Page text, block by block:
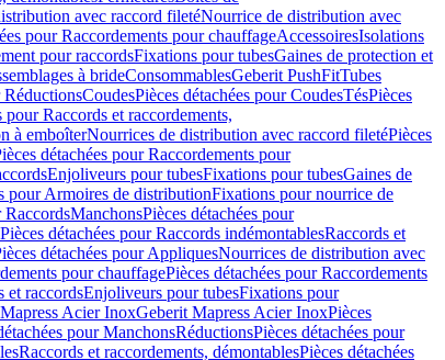
avec raccord filetéNourrice de distribution avec
pour Raccordements pour chauffageAccessoiresIsolations
pour raccordsFixations pour tubesGaines de protection et
à brideConsommablesGeberit PushFitTubes
RéductionsCoudesPièces détachées pour CoudesTésPièces
pour Raccords et raccordements,
à emboîterNourrices de distribution avec raccord filetéPièces
détachées pour Raccordements pour
Enjoliveurs pour tubesFixations pour tubesGaines de
pour Armoires de distributionFixations pour nourrice de
RaccordsManchonsPièces détachées pour
Pièces détachées pour Raccords indémontablesRaccords et
détachées pour AppliquesNourrices de distribution avec
pour chauffagePièces détachées pour Raccordements
et raccordsEnjoliveurs pour tubesFixations pour
Acier InoxGeberit Mapress Acier InoxPièces
pour ManchonsRéductionsPièces détachées pour
Raccords et raccordements, démontablesPièces détachées